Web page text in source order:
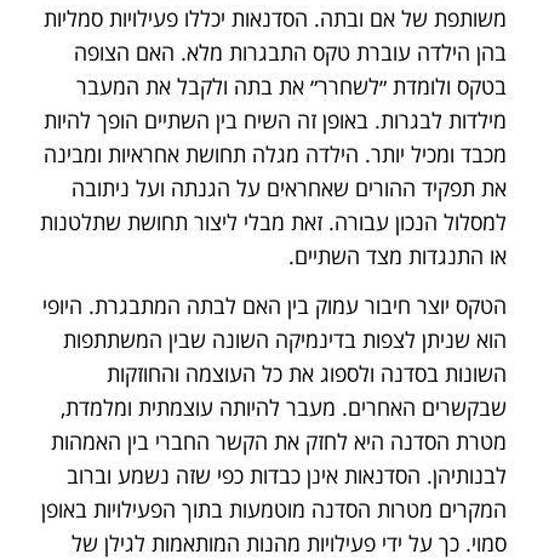
משותפת של אם ובתה. הסדנאות יכללו פעילויות סמליות
בהן הילדה עוברת טקס התבגרות מלא. האם הצופה
בטקס ולומדת ״לשחרר״ את בתה ולקבל את המעבר
מילדות לבגרות. באופן זה השיח בין השתיים הופך להיות
מכבד ומכיל יותר. הילדה מגלה תחושת אחראיות ומבינה
את תפקיד ההורים שאחראים על הגנתה ועל ניתובה
למסלול הנכון עבורה. זאת מבלי ליצור תחושת שתלטנות
או התנגדות מצד השתיים.
הטקס יוצר חיבור עמוק בין האם לבתה המתבגרת. היופי
הוא שניתן לצפות בדינמיקה השונה שבין המשתתפות
השונות בסדנה ולספוג את כל העוצמה והחוזקות
שבקשרים האחרים. מעבר להיותה עוצמתית ומלמדת,
מטרת הסדנה היא לחזק את הקשר החברי בין האמהות
לבנותיהן. הסדנאות אינן כבדות כפי שזה נשמע וברוב
המקרים מטרות הסדנה מוטמעות בתוך הפעילויות באופן
סמוי. כך על ידי פעילויות מהנות המותאמות לגילן של